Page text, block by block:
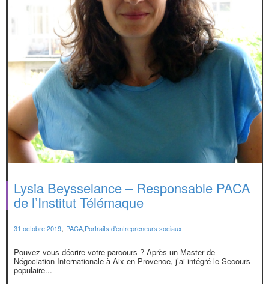
Lysia Beysselance – Responsable PACA
de l’Institut Télémaque
31 octobre 2019, PACA,Portraits d'entrepreneurs sociaux
Pouvez-vous décrire votre parcours ? Après un Master de
Négociation Internationale à Aix en Provence, j’ai intégré le Secours
populaire...